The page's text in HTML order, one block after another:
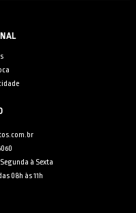
à Sexta
08h às 11h